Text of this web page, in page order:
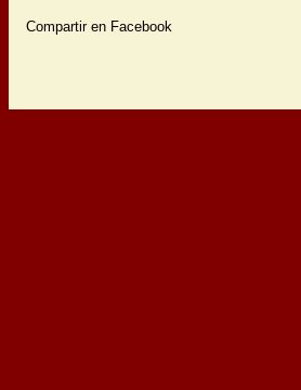
Compartir en Facebook